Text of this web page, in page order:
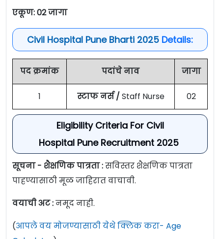
एकूण: 02 जागा
Civil Hospital Pune Bharti 2025 Details:
पद क्रमांक पदांचे नाव जागा
1 स्टाफ नर्स / Staff Nurse 02
Eligibility Criteria For Civil
Hospital Pune Recruitment 2025
सूचना - शैक्षणिक पात्रता :सविस्तर शैक्षणिक पात्रता
पाहण्यासाठी मूळ जाहिरात वाचावी.
वयाची अट :नमूद नाही.
(आपले वय मोजण्यासाठी येथे क्लिक करा- Age